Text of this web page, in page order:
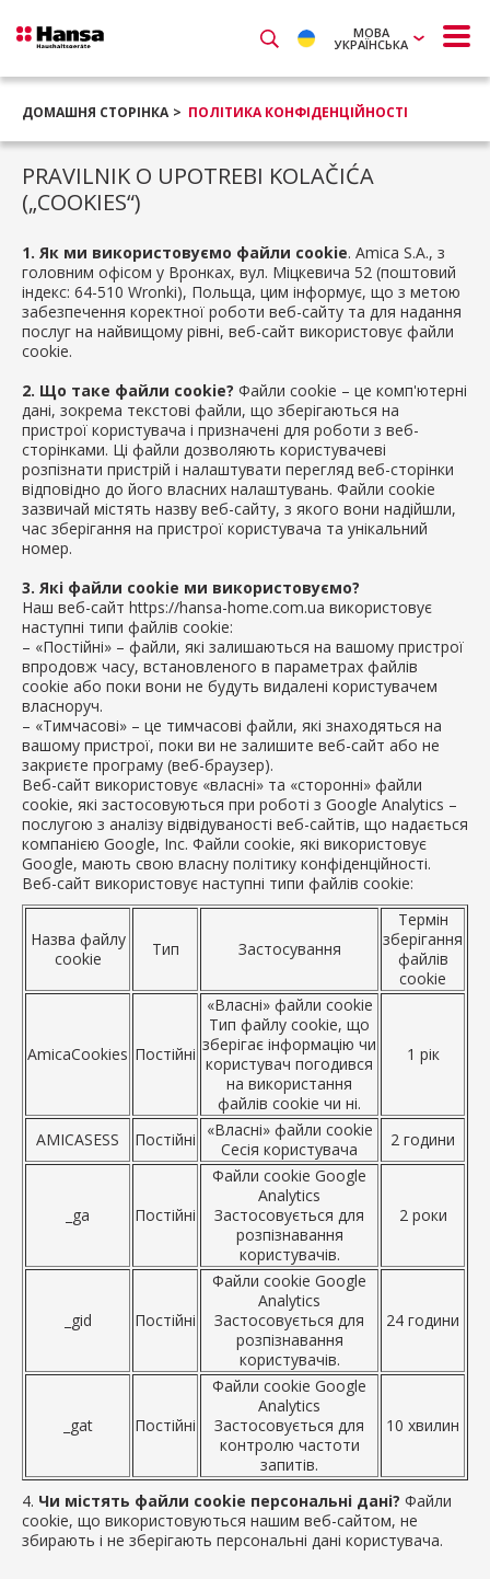
МОВА
УКРАЇНСЬКА
ДОМАШНЯ СТОРІНКА ПОЛІТИКА КОНФІДЕНЦІЙНОСТІ
PRAVILNIK O UPOTREBI KOLAČIĆA
(„COOKIES“)
1. Як ми використовуємо файли cookie. Amica S.A., з
головним офісом у Вронках, вул. Міцкевича 52 (поштовий
індекс: 64-510 Wronki), Польща, цим інформує, що з метою
забезпечення коректної роботи веб-сайту та для надання
послуг на найвищому рівні, веб-сайт використовує файли
cookie.
2. Що таке файли cookie? Файли cookie – це комп'ютерні
дані, зокрема текстові файли, що зберігаються на
пристрої користувача і призначені для роботи з веб-
сторінками. Ці файли дозволяють користувачеві
розпізнати пристрій і налаштувати перегляд веб-сторінки
відповідно до його власних налаштувань. Файли cookie
зазвичай містять назву веб-сайту, з якого вони надійшли,
час зберігання на пристрої користувача та унікальний
номер.
3. Які файли cookie ми використовуємо?
Наш веб-сайт https://hansa-home.com.ua використовує
наступні типи файлів cookie:
– «Постійні» – файли, які залишаються на вашому пристрої
впродовж часу, встановленого в параметрах файлів
cookie або поки вони не будуть видалені користувачем
власноруч.
– «Тимчасові» – це тимчасові файли, які знаходяться на
вашому пристрої, поки ви не залишите веб-сайт або не
закриєте програму (веб-браузер).
Веб-сайт використовує «власні» та «сторонні» файли
cookie, які застосовуються при роботі з Google Analytics –
послугою з аналізу відвідуваності веб-сайтів, що надається
компанією Google, Inc. Файли cookie, які використовує
Google, мають свою власну політику конфіденційності.
Веб-сайт використовує наступні типи файлів cookie:
Назва файлу
cookie
Тип Застосування
Термін
зберігання
файлів
cookie
AmicaCookies Постійні
«Власні» файли cookie
Тип файлу cookie, що
зберігає інформацію чи
користувач погодився
на використання
файлів cookie чи ні.
1 рік
AMICASESS Постійні
«Власні» файли cookie
Сесія користувача
2 години
_ga Постійні
Файли cookie Google
Analytics
Застосовується для
розпізнавання
користувачів.
2 роки
_gid Постійні
Файли cookie Google
Analytics
Застосовується для
розпізнавання
користувачів.
24 години
_gat Постійні
Файли cookie Google
Analytics
Застосовується для
контролю частоти
запитів.
10 хвилин
4. Чи містять файли cookie персональні дані? Файли
cookie, що використовуються нашим веб-сайтом, не
збирають і не зберігають персональні дані користувача.